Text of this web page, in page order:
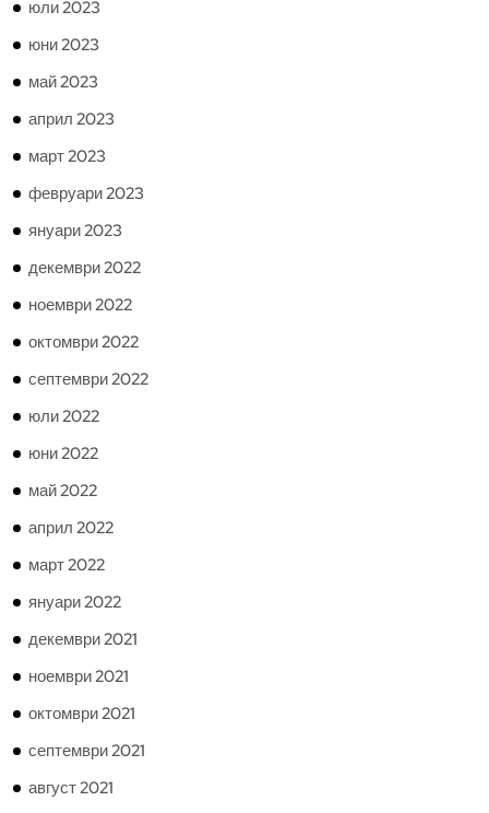
юли 2023
юни 2023
май 2023
април 2023
март 2023
февруари 2023
януари 2023
декември 2022
ноември 2022
октомври 2022
септември 2022
юли 2022
юни 2022
май 2022
април 2022
март 2022
януари 2022
декември 2021
ноември 2021
октомври 2021
септември 2021
август 2021